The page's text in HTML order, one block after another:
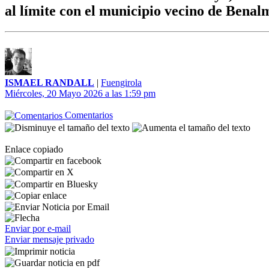
al límite con el municipio vecino de
ISMAEL RANDALL | Fuengirola
Miércoles, 20 Mayo 2026 a las 1:59 pm
Comentarios
Enlace copiado
Enviar por e-mail
Enviar mensaje privado